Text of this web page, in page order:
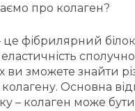
про колаген?
це фібрилярний
еластичність
ви зможете знайти
Основна
– колаген може